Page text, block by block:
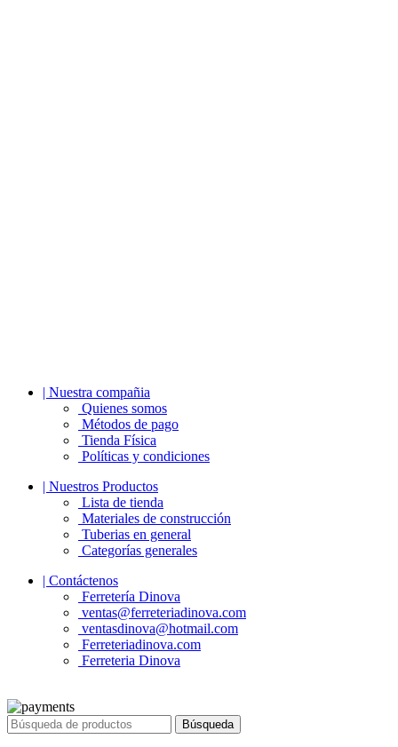
| Nuestra compañia
Quienes somos
Métodos de pago
Tienda Física
Políticas y condiciones
| Nuestros Productos
Lista de tienda
Materiales de construcción
Tuberias en general
Categorías generales
| Contáctenos
Ferretería Dinova
ventas@ferreteriadinova.com
ventasdinova@hotmail.com
Ferreteriadinova.com
Ferreteria Dinova
Búsqueda